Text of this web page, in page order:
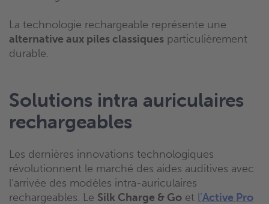
La technologie rechargeable représente une
alternative aux piles classiques particulièrement
durable.
Solutions intra auriculaires
rechargeables
Les dernières innovations technologiques
révolutionnent le marché des aides auditives avec
l’arrivée des modèles intra-auriculaires
rechargeables. Le Silk Charge & Go et l’Active Pro